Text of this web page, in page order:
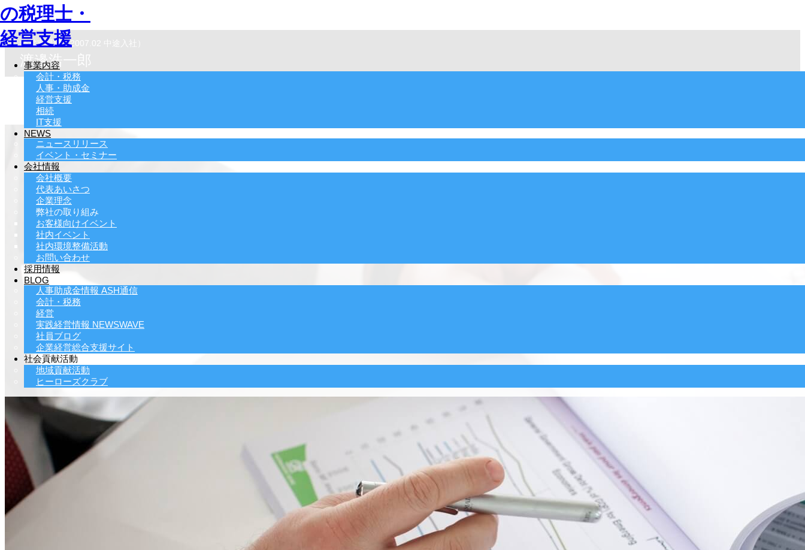
事業内容
会計・税務
人事・助成金
経営支援
相続
IT支援
NEWS
ニュースリリース
イベント・セミナー
会社情報
会社概要
代表あいさつ
企業理念
弊社の取り組み
お客様向けイベント
社内イベント
社内環境整備活動
お問い合わせ
採用情報
BLOG
人事助成金情報 ASH通信
会計・税務
経営
実践経営情報 NEWSWAVE
社員ブログ
企業経営総合支援サイト
社会貢献活動
地域貢献活動
ヒーローズクラブ
経営支援部（2007.02 中途入社）
渡邊浩一郎